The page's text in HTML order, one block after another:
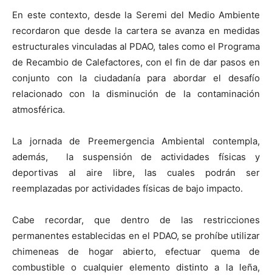
En este contexto, desde la Seremi del Medio Ambiente
recordaron que desde la cartera se avanza en medidas
estructurales vinculadas al PDAO, tales como el Programa
de Recambio de Calefactores, con el fin de dar pasos en
conjunto con la ciudadanía para abordar el desafío
relacionado con la disminución de la contaminación
atmosférica.
La jornada de Preemergencia Ambiental contempla,
además, la suspensión de actividades físicas y
deportivas al aire libre, las cuales podrán ser
reemplazadas por actividades físicas de bajo impacto.
Cabe recordar, que dentro de las restricciones
permanentes establecidas en el PDAO, se prohíbe utilizar
chimeneas de hogar abierto, efectuar quema de
combustible o cualquier elemento distinto a la leña,